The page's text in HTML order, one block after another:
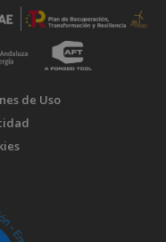
de Uso